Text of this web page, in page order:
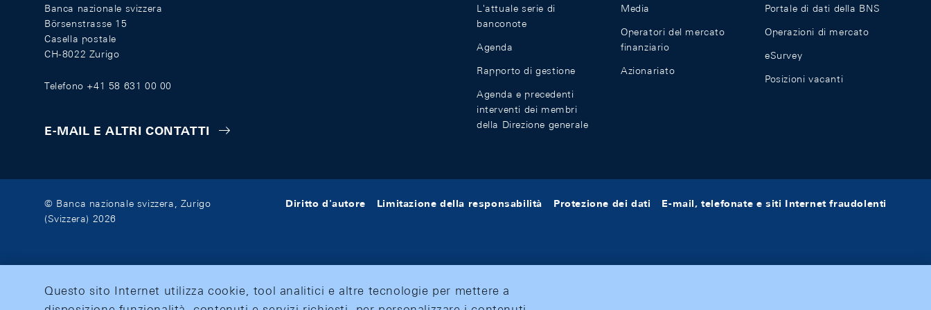
Banca nazionale svizzera
Börsenstrasse 15
Casella postale
CH-8022 Zurigo
Telefono +41 58 631 00 00
E-MAIL E ALTRI CONTATTI
L'attuale serie di
banconote
Agenda
Rapporto di gestione
Agenda e precedenti
interventi dei membri
della Direzione generale
Media
Operatori del mercato
finanziario
Azionariato
Portale di dati della BNS
Operazioni di mercato
eSurvey
Posizioni vacanti
© Banca nazionale svizzera, Zurigo
(Svizzera) 2026
Diritto d'autore Limitazione della responsabilità Protezione dei dati E-mail, telefonate e siti Internet fraudolenti
Questo sito Internet utilizza cookie, tool analitici e altre tecnologie per mettere a